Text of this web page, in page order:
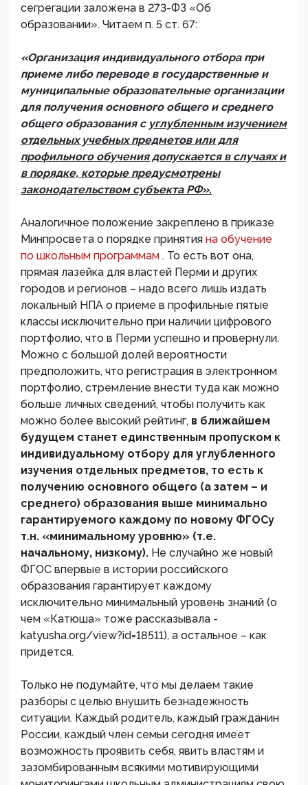
сегрегации заложена в 273-ФЗ «Об
образовании». Читаем п. 5 ст. 67:
«Организация индивидуального отбора при
приеме либо переводе в государственные и
муниципальные образовательные организации
для получения основного общего и среднего
общего образования с углубленным изучением
отдельных учебных предметов или для
профильного обучения допускается в случаях и
в порядке, которые предусмотрены
законодательством субъекта РФ».
Аналогичное положение закреплено в приказе
Минпросвета о порядке принятия на обучение
по школьным программам . То есть вот она,
прямая лазейка для властей Перми и других
городов и регионов – надо всего лишь издать
локальный НПА о приеме в профильные пятые
классы исключительно при наличии цифрового
портфолио, что в Перми успешно и провернули.
Можно с большой долей вероятности
предположить, что регистрация в электронном
портфолио, стремление внести туда как можно
больше личных сведений, чтобы получить как
можно более высокий рейтинг, в ближайшем
будущем станет единственным пропуском к
индивидуальному отбору для углубленного
изучения отдельных предметов, то есть к
получению основного общего (а затем – и
среднего) образования выше минимально
гарантируемого каждому по новому ФГОСу
т.н. «минимальному уровню» (т.е.
начальному, низкому). Не случайно же новый
ФГОС впервые в истории российского
образования гарантирует каждому
исключительно минимальный уровень знаний (о
чем «Катюша» тоже рассказывала -
katyusha.org/view?id=18511), а остальное – как
придется.
Только не подумайте, что мы делаем такие
разборы с целью внушить безнадежность
ситуации. Каждый родитель, каждый гражданин
России, каждый член семьи сегодня имеет
возможность проявить себя, явить властям и
зазомбированным всякими мотивирующими